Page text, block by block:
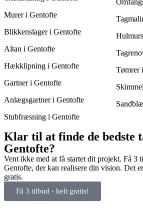
Murer i Gentofte
Blikkenslager i Gentofte
Altan i Gentofte
Hækklipning i Gentofte
Gartner i Gentofte
Anlægsgartner i Gentofte
Stubfræsning i Gentofte
Tømrer
Klar til at finde de bedste
Gentofte?
Vent ikke med at få startet dit projekt. Få 3
Gentofte, der kan realisere din vision. Det
gratis.
Få 3 tilbud - helt gratis!